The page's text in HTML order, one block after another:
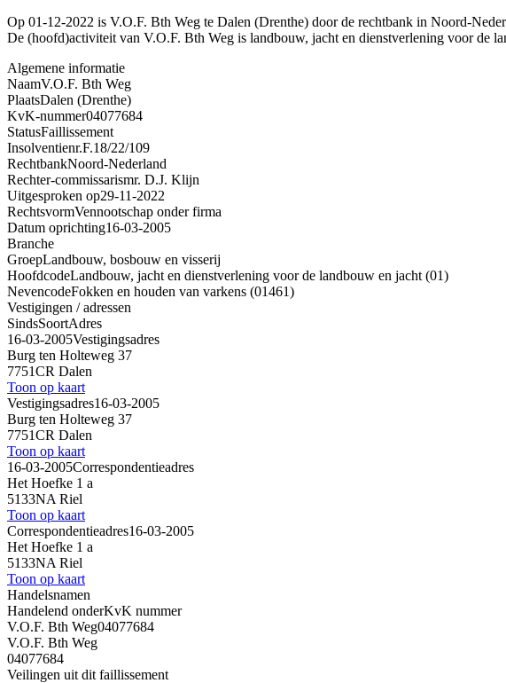
Op 01-12-2022 is V.O.F. Bth Weg te Dalen (Drenthe) door de rechtbank in Noord-
De (hoofd)activiteit van V.O.F. Bth Weg is landbouw, jacht en dienstverlening voor de
Algemene informatie
NaamV.O.F. Bth Weg
PlaatsDalen (Drenthe)
KvK-nummer04077684
StatusFaillissement
Insolventienr.F.18/22/109
RechtbankNoord-Nederland
Rechter-commissarismr. D.J. Klijn
Uitgesproken op29-11-2022
RechtsvormVennootschap onder firma
Datum oprichting16-03-2005
Branche
GroepLandbouw, bosbouw en visserij
HoofdcodeLandbouw, jacht en dienstverlening voor de landbouw en jacht (01)
NevencodeFokken en houden van varkens (01461)
Vestigingen / adressen
SindsSoortAdres
16-03-2005Vestigingsadres
Burg ten Holteweg 37
7751CR Dalen
Toon op kaart
Vestigingsadres16-03-2005
Burg ten Holteweg 37
7751CR Dalen
Toon op kaart
16-03-2005Correspondentieadres
Het Hoefke 1 a
5133NA Riel
Toon op kaart
Correspondentieadres16-03-2005
Het Hoefke 1 a
5133NA Riel
Toon op kaart
Handelsnamen
Handelend onderKvK nummer
V.O.F. Bth Weg04077684
V.O.F. Bth Weg
04077684
Veilingen uit dit faillissement